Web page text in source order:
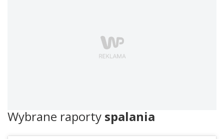
Wybrane raporty spalania